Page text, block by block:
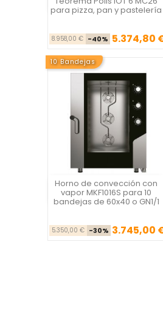
para pizza, pan y pastelería
Precio base
8.958,00 € -40% 5.374,80
10 Bandejas
Horno de convección con
vapor MKF1016S para 10
bandejas de 60x40 o GN1/1
Precio base
5.350,00 € -30% 3.745,00

Vista rápida